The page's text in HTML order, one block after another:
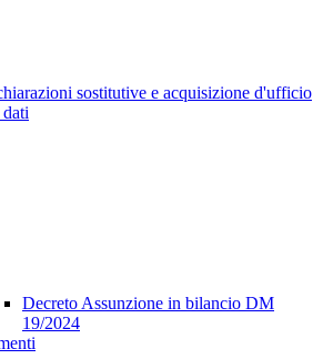
sostitutive e acquisizione d'ufficio
Decreto Assunzione in bilancio DM
19/2024